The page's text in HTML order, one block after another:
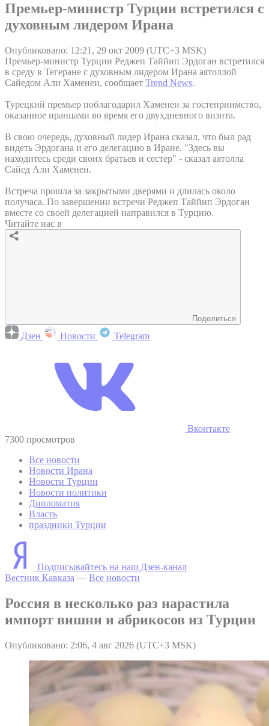
Премьер-министр Турции встретился с
духовным лидером Ирана
Опубликовано: 12:21, 29 окт 2009 (UTC+3 MSK)
Премьер-министр Турции Реджеп Таййип Эрдоган встретился
в среду в Тегеране с духовным лидером Ирана аятоллой
Сайедом Али Хаменеи, сообщает Trend News.
Турецкий премьер поблагодарил Хаменеи за гостеприимство,
оказанное иранцами во время его двухдневного визита.
В свою очередь, духовный лидер Ирана сказал, что был рад
видеть Эрдогана и его делегацию в Иране. "Здесь вы
находитесь среди своих братьев и сестер" - сказал аятолла
Сайед Али Хаменеи.
Встреча прошла за закрытыми дверями и длилась около
получаса. По завершении встречи Реджеп Таййип Эрдоган
вместе со своей делегацией направился в Турцию.
Читайте нас в
Поделиться
Дзен Новости Telegram
Вконтакте
7300 просмотров
Все новости
Новости Ирана
Новости Турции
Новости политики
Дипломатия
Власть
праздники Турции
Подписывайтесь на наш Дзен-канал
Вестник Кавказа — Все новости
Россия в несколько раз нарастила
импорт вишни и абрикосов из Турции
Опубликовано: 2:06, 4 авг 2026 (UTC+3 MSK)